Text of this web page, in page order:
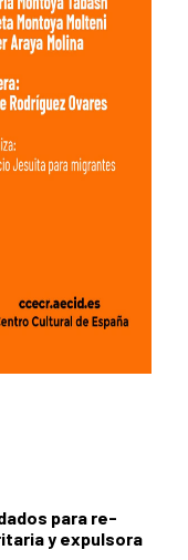
para re-
y expulsora